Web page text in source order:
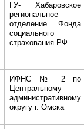
ГУ- Хабаровское
региональное
отделение Фонда
социального
страхования РФ
ИФНС № 2 по
Центральному
административному
округу г. Омска